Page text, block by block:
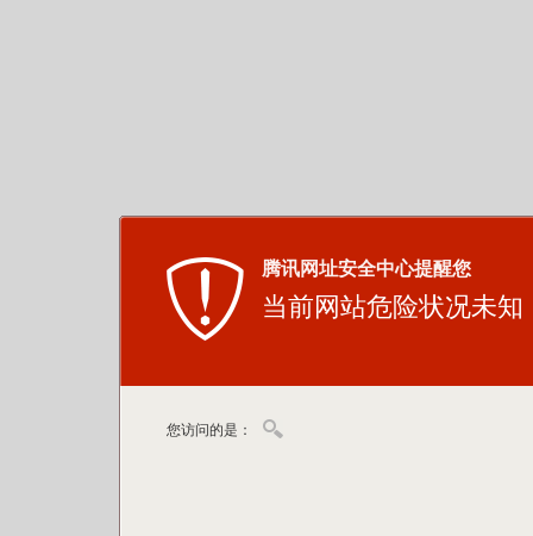
腾讯网址安全中心提醒您
当前网站危险状况未知
您访问的是：